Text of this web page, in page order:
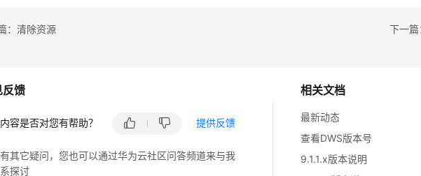
：清除资源 下一
相关文档
最新动态
查看DWS版本号
9.1.1.x版本说明
反馈
容是否对您有帮助？ 提供反馈
其它疑问，您也可以通过华为云社区问答频道来与我
探讨